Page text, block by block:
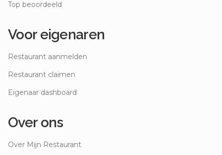
Top beoordeeld
Voor eigenaren
Restaurant aanmelden
Restaurant claimen
Eigenaar dashboard
Over ons
Over Mijn Restaurant